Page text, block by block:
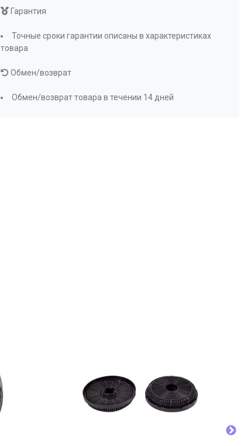
Гарантия
Точные сроки гарантии описаны в характеристиках
товара
Обмен/возврат
Обмен/возврат товара в течении 14 дней